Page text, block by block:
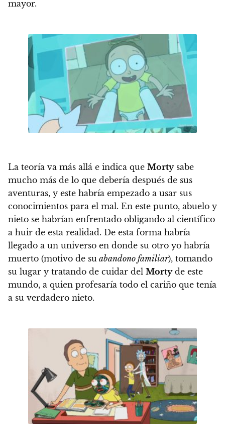
mayor.
La teoría va más allá e indica que Mortysabe
mucho más de lo que debería después de sus
aventuras, y este habría empezado a usar sus
conocimientos para el mal. En este punto, abuelo y
nieto se habrían enfrentado obligando al científico
a huir de esta realidad. De esta forma habría
llegado a un universo en donde su otro yo habría
muerto (motivo de su abandono familiar), tomando
su lugar y tratando de cuidar del Mortyde este
mundo, a quien profesaría todo el cariño que tenía
a su verdadero nieto.